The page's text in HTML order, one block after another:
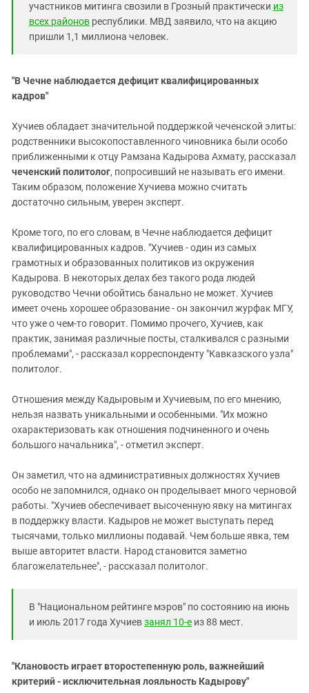
участников митинга свозили в Грозный практически из
всех районов республики. МВД заявило, что на акцию
пришли 1,1 миллиона человек.
"В Чечне наблюдается дефицит квалифицированных
кадров"
Хучиев обладает значительной поддержкой чеченской элиты:
родственники высокопоставленного чиновника были особо
приближенными к отцу Рамзана Кадырова Ахмату, рассказал
чеченский политолог, попросивший не называть его имени.
Таким образом, положение Хучиева можно считать
достаточно сильным, уверен эксперт.
Кроме того, по его словам, в Чечне наблюдается дефицит
квалифицированных кадров. "Хучиев - один из самых
грамотных и образованных политиков из окружения
Кадырова. В некоторых делах без такого рода людей
руководство Чечни обойтись банально не может. Хучиев
имеет очень хорошее образование - он закончил журфак МГУ,
что уже о чем-то говорит. Помимо прочего, Хучиев, как
практик, занимая различные посты, сталкивался с разными
проблемами", - рассказал корреспонденту "Кавказского узла"
политолог.
Отношения между Кадыровым и Хучиевым, по его мнению,
нельзя назвать уникальными и особенными. "Их можно
охарактеризовать как отношения подчиненного и очень
большого начальника", - отметил эксперт.
Он заметил, что на административных должностях Хучиев
особо не запомнился, однако он проделывает много черновой
работы. "Хучиев обеспечивает высоченную явку на митингах
в поддержку власти. Кадыров не может выступать перед
тысячами, только миллионы подавай. Чем больше явка, тем
выше авторитет власти. Народ становится заметно
благожелательнее", - рассказал политолог.
В "Национальном рейтинге мэров" по состоянию на июнь
и июль 2017 года Хучиевзанял 10-е из 88 мест.
"Клановость играет второстепенную роль, важнейший
критерий - исключительная лояльность Кадырову"